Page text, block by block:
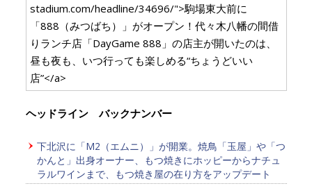
stadium.com/headline/34696/">駒場東大前に
「888（みつばち）」がオープン！代々木八幡の間借
りランチ店「DayGame 888」の店主が開いたのは、
昼も夜も、いつ行っても楽しめる“ちょうどいい
店”</a>
ヘッドライン バックナンバー
下北沢に「M2（エムニ）」が開業。焼鳥「玉屋」や「つ
かんと」出身オーナー、もつ焼きにホッピーからナチュ
ラルワインまで、もつ焼き屋の在り方をアップデート